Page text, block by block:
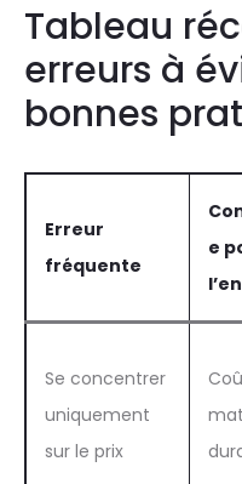
Tableau
erreurs à
bonnes
Erreur
fréquente
e
Se concentrer
uniquement
sur le prix